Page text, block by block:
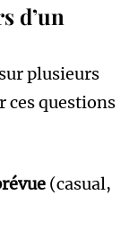
d’un
plusieurs
ces questions
(casual,